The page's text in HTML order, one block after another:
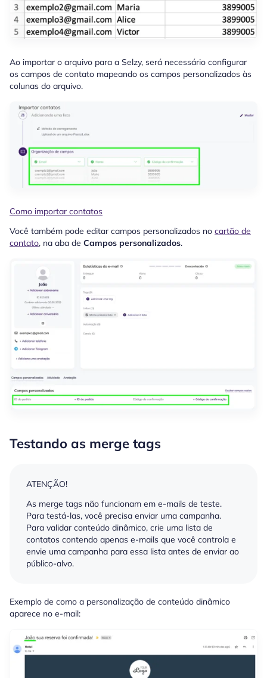
Ao importar o arquivo para a Selzy, será necessário configurar
os campos de contato mapeando os campos personalizados às
colunas do arquivo.
Como importar contatos
Você também pode editar campos personalizados no cartão de
contato, na aba de Campos personalizados.
Testando as merge tags
ATENÇÃO!
As merge tags não funcionam em e-mails de teste.
Para testá-las, você precisa enviar uma campanha.
Para validar conteúdo dinâmico, crie uma lista de
contatos contendo apenas e-mails que você controla e
envie uma campanha para essa lista antes de enviar ao
público-alvo.
Exemplo de como a personalização de conteúdo dinâmico
aparece no e-mail: